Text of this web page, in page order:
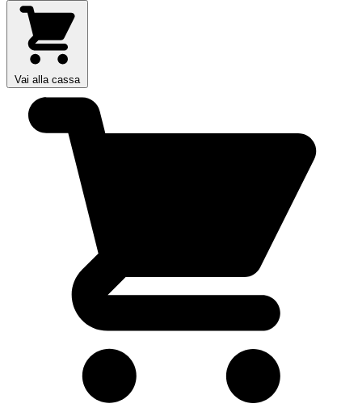
Vai alla cassa